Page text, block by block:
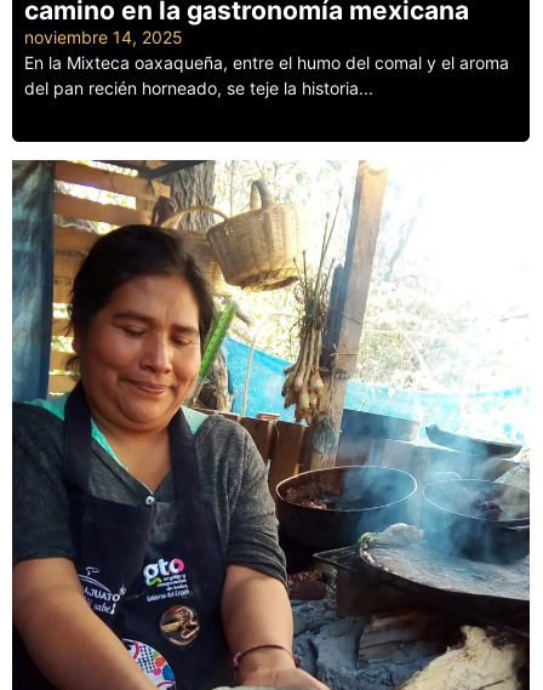
camino en la gastronomía mexicana
noviembre 14, 2025
En la Mixteca oaxaqueña, entre el humo del comal y el aroma
del pan recién horneado, se teje la historia...